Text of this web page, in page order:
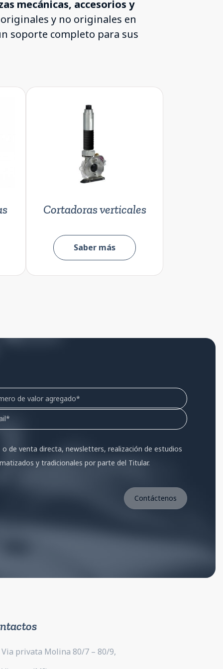
mecánicas, accesorios y
y no originales en
soporte completo para sus
Cortadoras verticales
Saber más
de venta directa, newsletters, realización de estudios
y tradicionales por parte del Titular.
Via privata Molina 80/7 – 80/9,